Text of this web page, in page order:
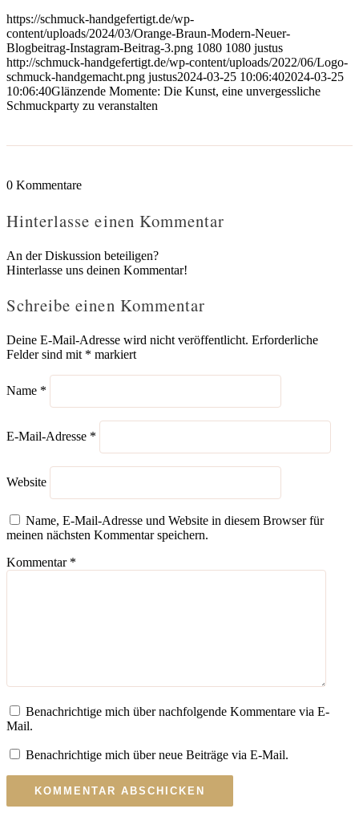
https://schmuck-handgefertigt.de/wp-
content/uploads/2024/03/Orange-Braun-Modern-Neuer-
Blogbeitrag-Instagram-Beitrag-3.png 1080 1080 justus
http://schmuck-handgefertigt.de/wp-content/uploads/2022/06/Logo-
schmuck-handgemacht.png justus2024-03-25 10:06:402024-03-25
10:06:40Glänzende Momente: Die Kunst, eine unvergessliche
Schmuckparty zu veranstalten
0 Kommentare
Hinterlasse einen Kommentar
An der Diskussion beteiligen?
Hinterlasse uns deinen Kommentar!
Schreibe einen Kommentar
Deine E-Mail-Adresse wird nicht veröffentlicht. Erforderliche
Felder sind mit * markiert
Name *
E-Mail-Adresse *
Website
Name, E-Mail-Adresse und Website in diesem Browser für
meinen nächsten Kommentar speichern.
Kommentar *
Benachrichtige mich über nachfolgende Kommentare via E-
Mail.
Benachrichtige mich über neue Beiträge via E-Mail.